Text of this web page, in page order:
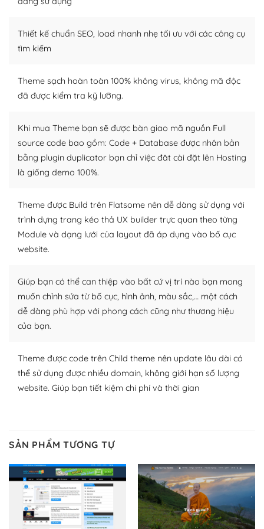
WordPress là nơi lưu trữ cho một diễn đàn cộng đồng
người cuồng tín WordPress.
Nếu bạn gặp khó khăn, bạn có thể lên mạng và tìm
lời, giải đáp vấn đề của bạn.
Cộng đồng sử dụng WordPress sẵn sàng hỗ trợ bạn
– Đa dạng plugin và themes
Plugin mở rộng là thành phần cài đặt thêm vào
WordPress để tăng thêm các tính năng cần thiết. Có
nhiều plugin trả phí hoặc miễn phí.
Nhờ lượng người dùng đông đảo, thư viện themes và
thích chọn lựa plugin và themes phù hợp cho mục đích
lập website của mình.
WordPress đa dạng plugin và themes
Với mọi Hosting bất kỳ thì WordPress đều có thể dễ
dàng thiết lập vì thực tế nó đã cung cấp khoảng 60%
trang web WordPress của bạn.
Dễ dàng lựa chọn Hosting cho website WordPress
– Bảo mật cực tốt
Vì WordPress hiện là nền tảng xây dựng trang web và
blog lớn nhất trên thế giới, quan trọng nhất là bảo vệ
Thiết kế chuẩn SEO, load nhanh nhẹ tối ưu với các công cụ
tìm kiếm
Theme sạch hoàn toàn 100% không virus, không mã độc
đã được kiểm tra kỹ lưỡng.
Khi mua Theme bạn sẽ được bàn giao mã nguồn Full
source code bao gồm: Code + Database được nhân bản
bằng plugin duplicator bạn chỉ việc đăt cài đặt lên Hosting
là giống demo 100%.
Theme được Build trên Flatsome nên dễ dàng sử dụng với
trình dựng trang kéo thả UX builder trực quan theo từng
Module và dạng lưới của layout đã áp dụng vào bố cục
website.
Giúp bạn có thể can thiệp vào bất cứ vị trí nào bạn mong
muốn chỉnh sửa từ bố cục, hình ảnh, màu sắc,… một cách
dễ dàng phù hợp với phong cách cũng như thương hiệu
của bạn.
Theme được code trên Child theme nên update lâu dài có
thể sử dụng được nhiều domain, không giới hạn số lượng
website. Giúp bạn tiết kiệm chi phí và thời gian
SẢN PHẨM TƯƠNG TỰ